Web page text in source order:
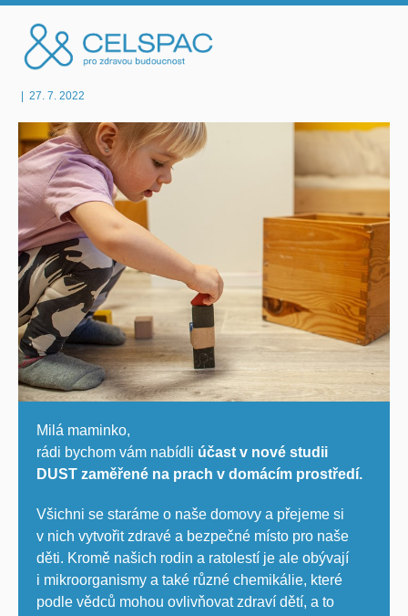
27. 7. 2022
Milá maminko,
rádi bychom vám nabídli účast v nové studii
DUST zaměřené na prach v domácím prostředí.
Všichni se staráme o naše domovy a přejeme si
v nich vytvořit zdravé a bezpečné místo pro naše
děti. Kromě našich rodin a ratolestí je ale obývají
i mikroorganismy a také různé chemikálie, které
podle vědců mohou ovlivňovat zdraví dětí, a to